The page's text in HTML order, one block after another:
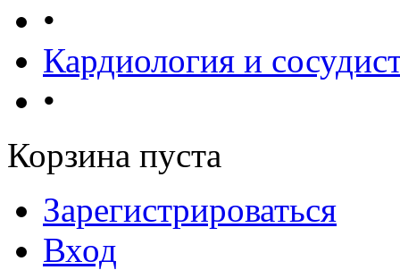
•
Кардиология и
•
Корзина пуста
Зарегистрироваться
Вход